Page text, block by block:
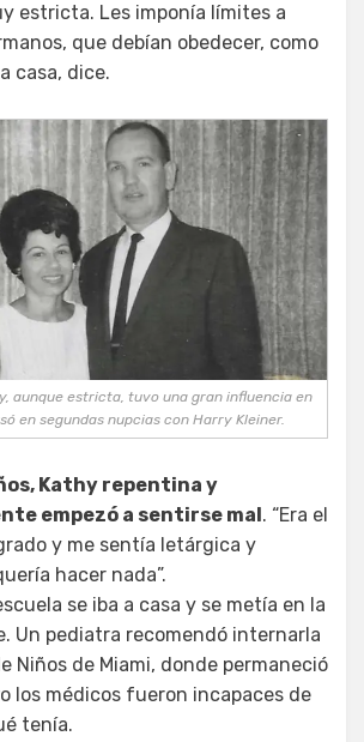
estricta. Les imponía límites a
que debían obedecer, como
casa, dice.
aunque estricta, tuvo una gran influencia en
en segundas nupcias con Harry Kleiner.
Kathy repentina y
empezó a sentirse mal . “Era el
y me sentía letárgica y
hacer nada”.
se iba a casa y se metía en la
Un pediatra recomendó internarla
Niños de Miami, donde permaneció
los médicos fueron incapaces de
tenía.